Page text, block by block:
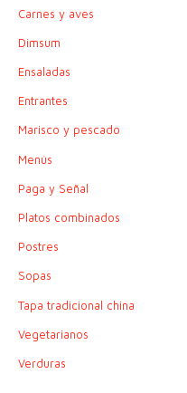
Carnes y aves
Dimsum
Ensaladas
Entrantes
Marisco y pescado
Menús
Paga y Señal
Platos combinados
Postres
Sopas
Tapa tradicional china
Vegetarianos
Verduras